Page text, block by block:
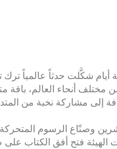
أيام شكَّلت حدثاً عالمياً ترك
حيث استقطب المؤتمر أكثر من 8 آلاف زائر من مختلف
إلى مشاركة نخبة من
وصنّاع الرسوم
الهيئة فتح أفق الكتاب